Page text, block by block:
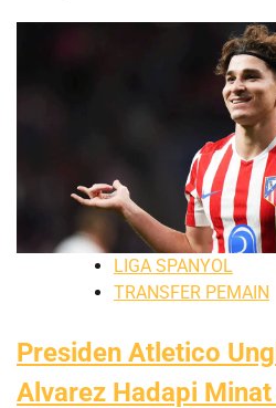
LIGA SPANYOL
TRANSFER PEMAIN
Presiden Atletico
Alvarez Hadapi Minat